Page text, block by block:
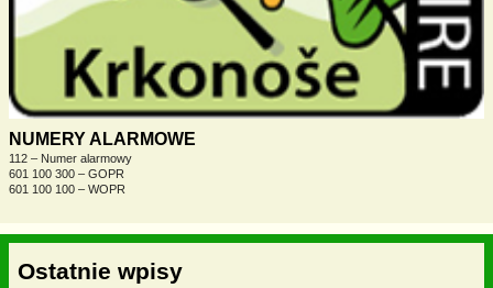
NUMERY ALARMOWE
112 – Numer alarmowy
601 100 300 – GOPR
601 100 100 – WOPR
Ostatnie wpisy